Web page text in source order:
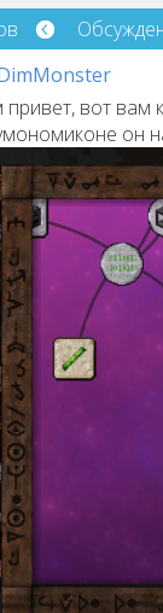
привет, вот вам
он